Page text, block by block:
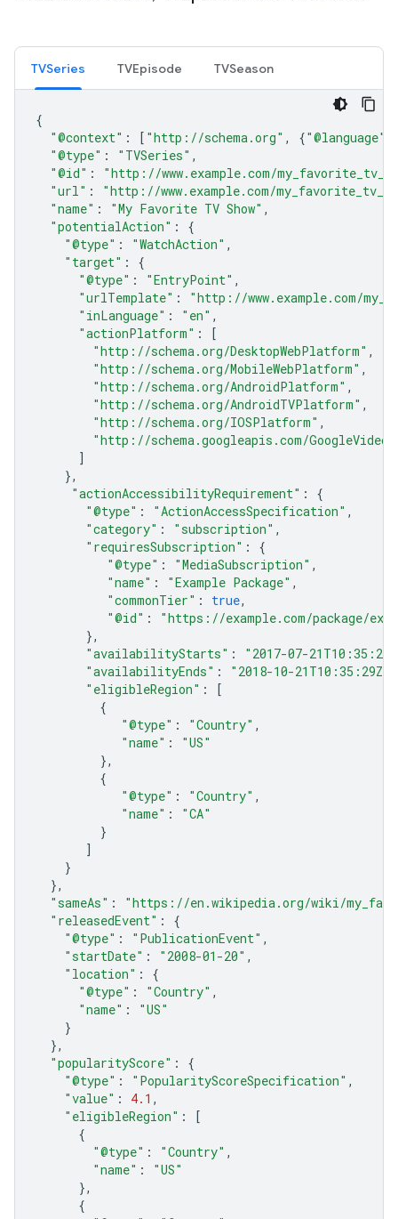
TVSeries TVEpisode TVSeason
{
"@context" : [ "http://schema.org" , {"@language"
"@type" : "TVSeries" ,
"@id" :
"http://www.example.com/
"url" :
"http://www.example.com/
"name" : "My Favorite TV Show" ,
"potentialAction" :
{
"@type" : "WatchAction" ,
"target" :
{
"@type" : "EntryPoint" ,
"urlTemplate" :
"http://www.example.com/
"inLanguage" : "en" ,
"actionPlatform" :
[
"http://schema.org/DesktopWebPlatform" ,
"http://schema.org/MobileWebPlatform" ,
"http://schema.org/AndroidPlatform" ,
"http://schema.org/AndroidTVPlatform" ,
"http://schema.org/IOSPlatform" ,
"http://schema.googleapis.com/
]
},
"actionAccessibilityRequirement" :
{
"@type" : "ActionAccessSpecification" ,
"category" : "subscription" ,
"requiresSubscription" :
{
"@type" : "MediaSubscription" ,
"name" : "Example Package" ,
"commonTier" : true,
"@id" :
"https://example.com/package/
},
"availabilityStarts" :
"2017-07-
"availabilityEnds" : "2018-10-21T10:35:29Z"
"eligibleRegion" :
[
{
"@type" : "Country" ,
"name" :
"US"
},
{
"@type" : "Country" ,
"name" :
"CA"
}
]
}
},
"sameAs" :
"https://en.wikipedia.org/wiki/
"releasedEvent" :
{
"@type" : "PublicationEvent" ,
"startDate" : "2008-01-20" ,
"location" :
{
"@type" : "Country" ,
"name" :
"US"
}
},
"popularityScore" :
{
"@type" : "PopularityScoreSpecification" ,
"value" : 4.1 ,
"eligibleRegion" :
[
{
"@type" : "Country" ,
"name" :
"US"
},
{